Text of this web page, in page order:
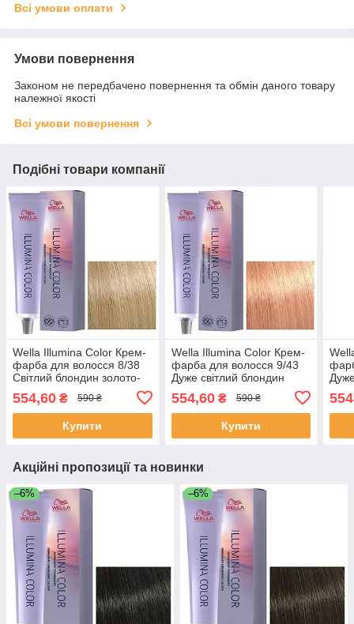
Всі умови оплати
Умови повернення
Законом не передбачено повернення та обмін даного товару
належної якості
Всі умови повернення
Подібні товари компанії
Wella Illumina Color Крем-
фарба для волосся 8/38
Світлий блондин золото-
554,60 ₴ 590 ₴
Купити
Wella Illumina Color Крем-
фарба для волосся 9/43
Дуже світлий блондин
554,60₴ 590 ₴
Купити
мл
Акційні пропозиції та новинки
–6% –6%